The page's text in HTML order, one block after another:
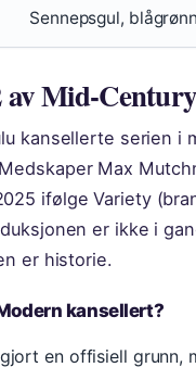
Sennepsgul,
av Mid-
kansellerte serien i
Max
ifølge Variety
er ikke i
er historie.
kansellert?
en offisiell grunn,